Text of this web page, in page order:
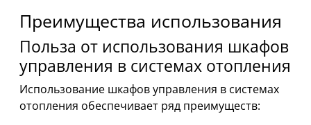
Преимущества использования
Польза от использования шкафов
управления в системах отопления
Использование шкафов управления в системах
отопления обеспечивает ряд преимуществ: